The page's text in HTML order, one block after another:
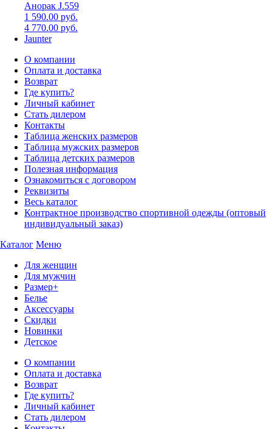
Анорак J.559
1 590.00 руб.
4 770.00 руб.
Jaunter
О компании
Оплата и доставка
Возврат
Где купить?
Личный кабинет
Стать дилером
Контакты
Таблица женских размеров
Таблица мужских размеров
Таблица детских размеров
Полезная информация
Ознакомиться с договором
Реквизиты
Весь каталог
Контрактное производство спортивной одежды (оптовый
индивидуальный заказ)
Каталог Меню
Для женщин
Для мужчин
Размер+
Белье
Аксессуары
Скидки
Новинки
Детское
О компании
Оплата и доставка
Возврат
Где купить?
Личный кабинет
Стать дилером